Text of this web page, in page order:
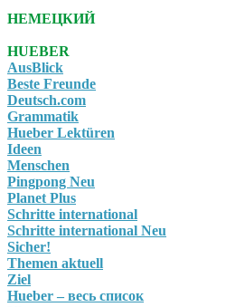
НЕМЕЦКИЙ
HUEBER
AusBlick
Beste Freunde
Deutsch.com
Grammatik
Hueber Lektüren
Ideen
Menschen
Pingpong Neu
Planet Plus
Schritte international
Schritte international Neu
Sicher!
Themen aktuell
Ziel
Hueber – весь список